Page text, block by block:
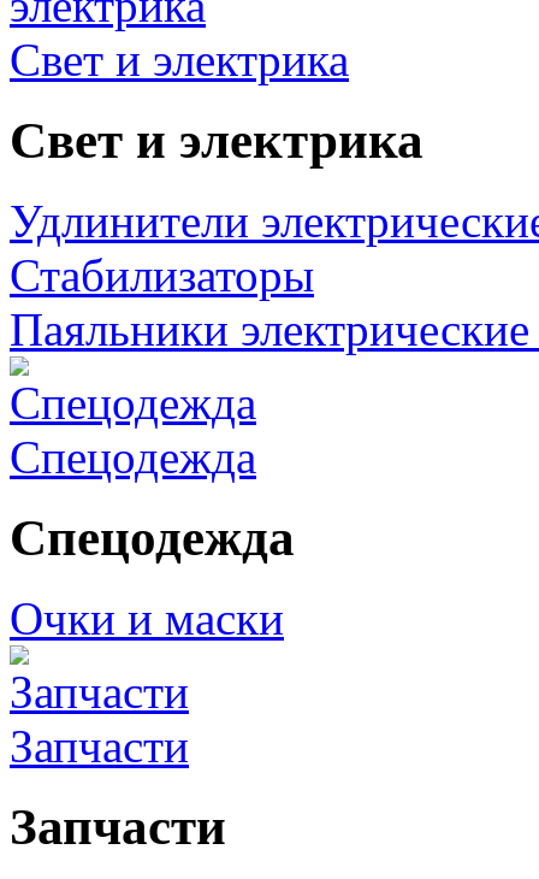
Свет и электрика
Свет и электрика
Удлинители
Стабилизаторы
Паяльники
Спецодежда
Спецодежда
Очки и маски
Запчасти
Запчасти